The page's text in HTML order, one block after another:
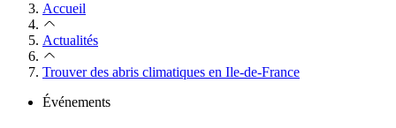
Accueil
Actualités
Trouver des abris climatiques en Ile-de-France
Événements